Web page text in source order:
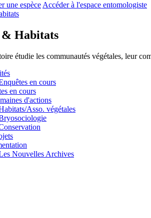
une espèce Accéder à l'espace entomologiste
& Habitats
étudie les communautés végétales, leur
en cours
en cours
d'actions
Asso. végétales
Nouvelles Archives